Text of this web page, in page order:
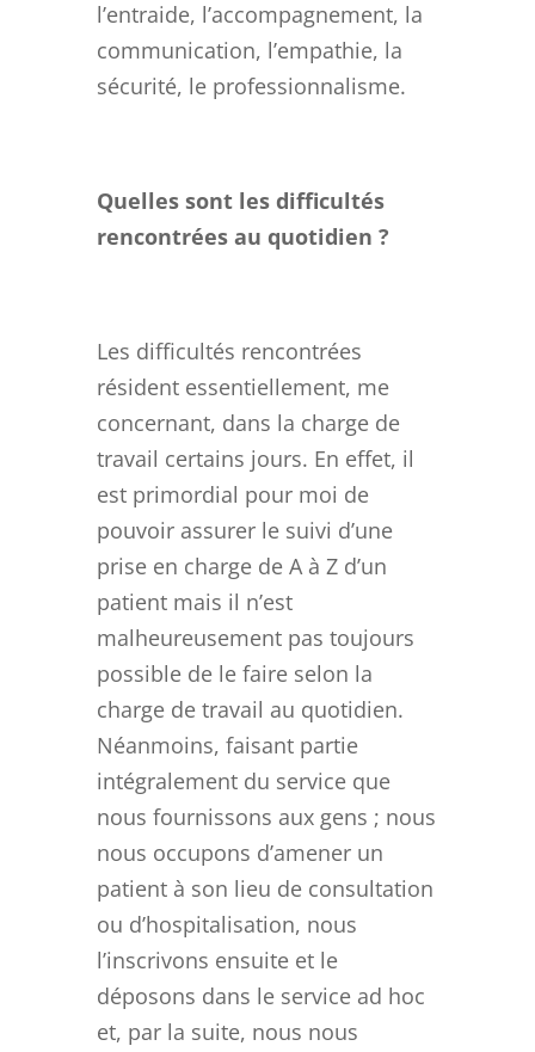
l’entraide, l’accompagnement, la
communication, l’empathie, la
sécurité, le professionnalisme.
Quelles sont les difficultés
rencontrées au quotidien ?
Les difficultés rencontrées
résident essentiellement, me
concernant, dans la charge de
travail certains jours. En effet, il
est primordial pour moi de
pouvoir assurer le suivi d’une
prise en charge de A à Z d’un
patient mais il n’est
malheureusement pas toujours
possible de le faire selon la
charge de travail au quotidien.
Néanmoins, faisant partie
intégralement du service que
nous fournissons aux gens ; nous
nous occupons d’amener un
patient à son lieu de consultation
ou d’hospitalisation, nous
l’inscrivons ensuite et le
déposons dans le service ad hoc
et, par la suite, nous nous